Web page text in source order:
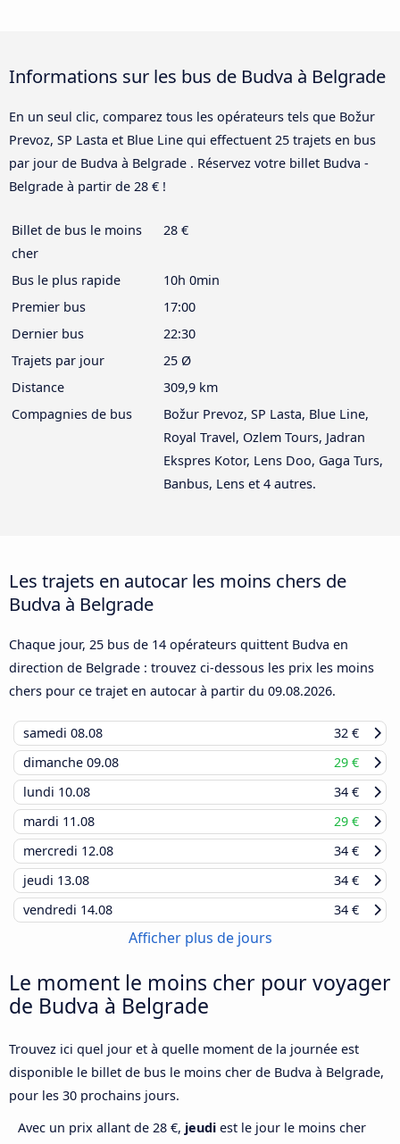
Informations sur les bus de Budva à Belgrade
En un seul clic, comparez tous les opérateurs tels que Božur
Prevoz, SP Lasta et Blue Line qui effectuent 25 trajets en bus
par jour de Budva à Belgrade . Réservez votre billet Budva -
Belgrade à partir de 28 € !
Billet de bus le moins
cher
28 €
Bus le plus rapide
10h 0min
Premier bus
17:00
Dernier bus
22:30
Trajets par jour
25 Ø
Distance
309,9 km
Compagnies de bus
Božur Prevoz, SP Lasta, Blue Line,
Royal Travel, Ozlem Tours, Jadran
Ekspres Kotor, Lens Doo, Gaga Turs,
Banbus, Lens et 4 autres.
Les trajets en autocar les moins chers de
Budva à Belgrade
Chaque jour, 25 bus de 14 opérateurs quittent Budva en
direction de Belgrade : trouvez ci-dessous les prix les moins
chers pour ce trajet en autocar à partir du 09.08.2026.
samedi 08.08
32 €
dimanche 09.08
29 €
lundi 10.08
34 €
mardi 11.08
29 €
mercredi 12.08
34 €
jeudi 13.08
34 €
vendredi 14.08 34 €
Afficher plus de jours
Le moment le moins cher pour voyager
de Budva à Belgrade
Trouvez ici quel jour et à quelle moment de la journée est
disponible le billet de bus le moins cher de Budva à Belgrade,
pour les 30 prochains jours.
Avec un prix allant de 28 €, jeudi est le jour le moins cher